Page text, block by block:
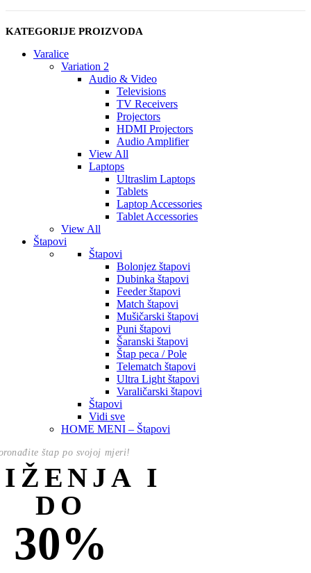
KATEGORIJE PROIZVODA
Varalice
Variation 2
Audio & Video
Televisions
TV Receivers
Projectors
HDMI Projectors
Audio Amplifier
View All
Laptops
Ultraslim Laptops
Tablets
Laptop Accessories
Tablet Accessories
View All
Štapovi
Štapovi
Bolonjez štapovi
Dubinka štapovi
Feeder štapovi
Match štapovi
Mušičarski štapovi
Puni štapovi
Šaranski štapovi
Štap peca / Pole
Telematch štapovi
Ultra Light štapovi
Varaličarski štapovi
Štapovi
Vidi sve
HOME MENI – Štapovi
štap po svojoj mjeri!
I
DO
30%